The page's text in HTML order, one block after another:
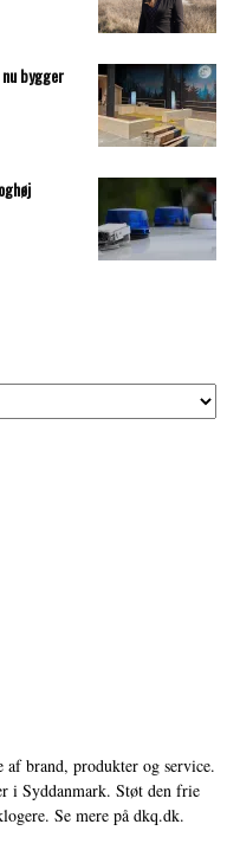
bygger
brand, produkter og service.
i Syddanmark. Støt den frie
Se mere på dkq.dk.